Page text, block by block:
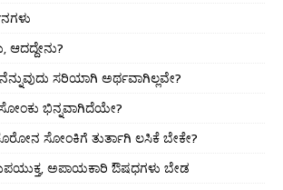
ಸರಿಯಾಗಿ ಅರ್ಥವಾಗಿಲ್ಲವೇ?
ಭಿನ್ನವಾಗಿದೆಯೇ?
ಸೋಂಕಿಗೆ ತುರ್ತಾಗಿ ಲಸಿಕೆ ಬೇಕೇ?
ಅಪಾಯಕಾರಿ ಔಷಧಗಳು ಬೇಡ